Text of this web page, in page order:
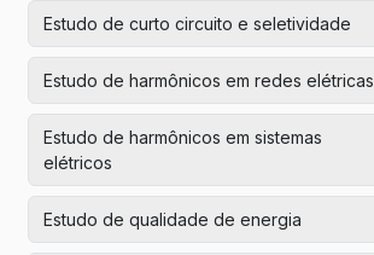
Estudo de curto circuito e seletividade
Estudo de harmônicos em redes elétricas
Estudo de harmônicos em sistemas
elétricos
Estudo de qualidade de energia